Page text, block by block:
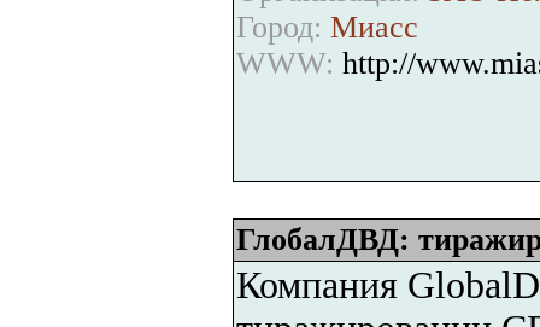
Город: Миасс
WWW: http://
ГлобалДВД:
Компания